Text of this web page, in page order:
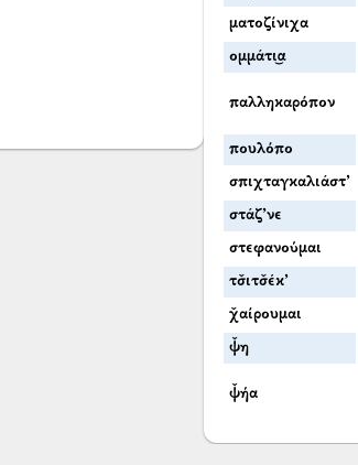
ματοζίνιχα
ομμάτι͜α
παλληκαρόπον
πουλόπο
σπιχταγκαλιάστ’
στάζ’νε
στεφανούμαι
τσ̌ιτσ̌έκ’
χ̌αίρουμαι
ψ̌η
ψ̌ήα